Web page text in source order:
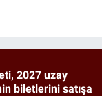
2027 uzay
biletlerini satışa